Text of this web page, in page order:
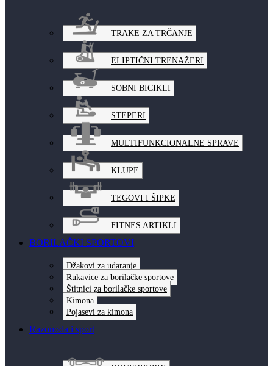
TRAKE ZA TRČANJE
ELIPTIČNI TRENAŽERI
SOBNI BICIKLI
STEPERI
MULTIFUNKCIONALNE SPRAVE
KLUPE
TEGOVI I ŠIPKE
FITNES ARTIKLI
BORILAČKI SPORTOVI
Džakovi za udaranje
Rukavice za borilačke sportove
Štitnici za borilačke sportove
Kimona
Pojasevi za kimona
Razonoda i sport